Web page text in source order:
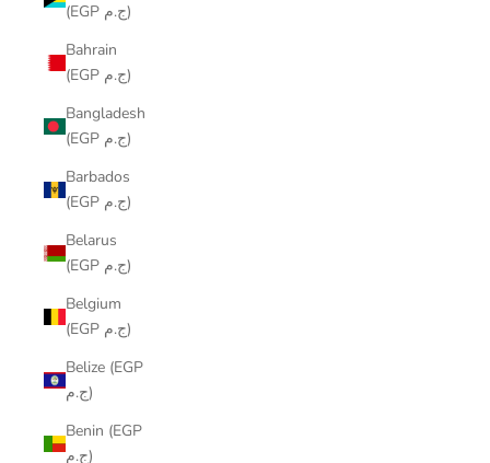
(EGP ج.م)
Bahrain
(EGP ج.م)
Bangladesh
(EGP ج.م)
Barbados
(EGP ج.م)
Belarus
(EGP ج.م)
Belgium
(EGP ج.م)
Belize (EGP
ج.م)
Benin (EGP
ج.م)